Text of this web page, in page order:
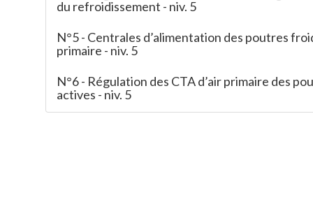
du refroidissement - niv. 5
N°5 - Centrales d’alimentation des poutres
primaire - niv. 5
N°6 - Régulation des CTA d’air primaire des
actives - niv. 5